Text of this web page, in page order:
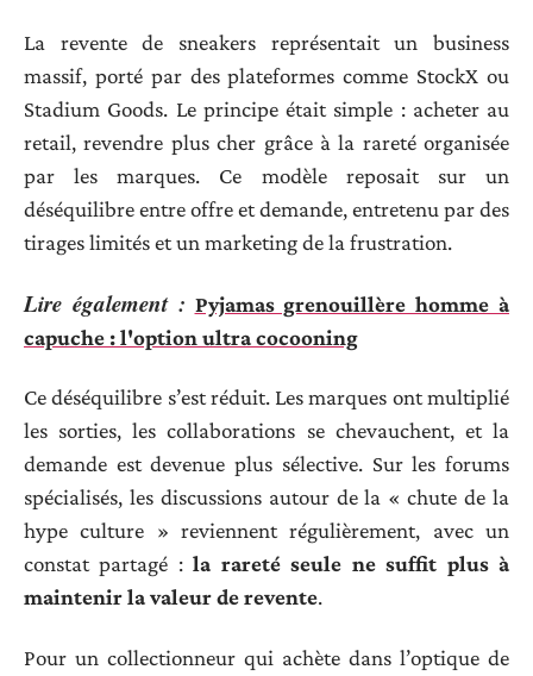
La revente de sneakers représentait un business
massif, porté par des plateformes comme StockX ou
Stadium Goods. Le principe était simple : acheter au
retail, revendre plus cher grâce à la rareté organisée
par les marques. Ce modèle reposait sur un
déséquilibre entre offre et demande, entretenu par des
tirages limités et un marketing de la frustration.
Lire également : Pyjamas grenouillère homme à
capuche : l'option ultra cocooning
Ce déséquilibre s’est réduit. Les marques ont multiplié
les sorties, les collaborations se chevauchent, et la
demande est devenue plus sélective. Sur les forums
spécialisés, les discussions autour de la « chute de la
hype culture » reviennent régulièrement, avec un
constat partagé :la rareté seule ne suffit plus à
maintenir la valeur de revente.
Pour un collectionneur qui achète dans l’optique de